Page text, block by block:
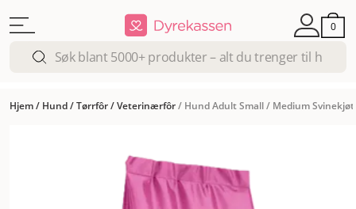
0
Hjem/ Hund/Tørrfôr/Veterinærfôr/ Hund Adult Small / Medium